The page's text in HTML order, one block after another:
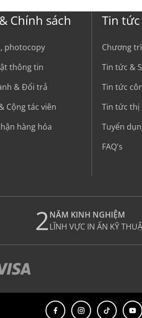
Chính sách
photocopy
thông tin
& Đổi trả
Cộng tác viên
hàng hóa
Tin
Chương
Tin tức &
Tin tức
Tin tức
Tuyển
FAQ's
2NĂM KINH NGHIỆM
LĨNH VỰC IN ẤN KỸ